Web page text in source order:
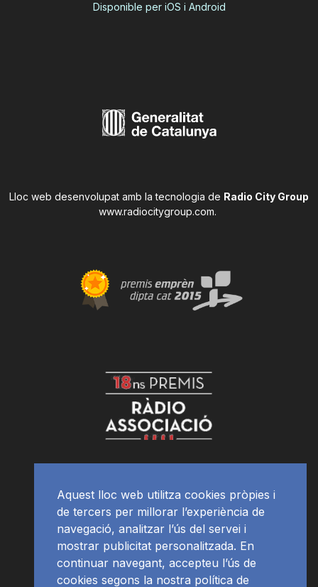
Disponible per iOS i Android
Lloc web desenvolupat amb la tecnologia de Radio City Group
www.radiocitygroup.com.
Aquest lloc web utilitza cookies pròpies i
de tercers per millorar l’experiència de
navegació, analitzar l’ús del servei i
mostrar publicitat personalitzada. En
continuar navegant, accepteu l’ús de
cookies segons la nostra política de